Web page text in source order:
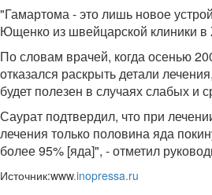
"Гамартома - это лишь новое
Ющенко из швейцарской клиники в
По словам врачей, когда осенью
отказался раскрыть детали
будет полезен в случаях слабых и
Саурат подтвердил, что при
лечения только половина яда
более 95% [яда]", - отметил
Источник:www.inopressa.ru